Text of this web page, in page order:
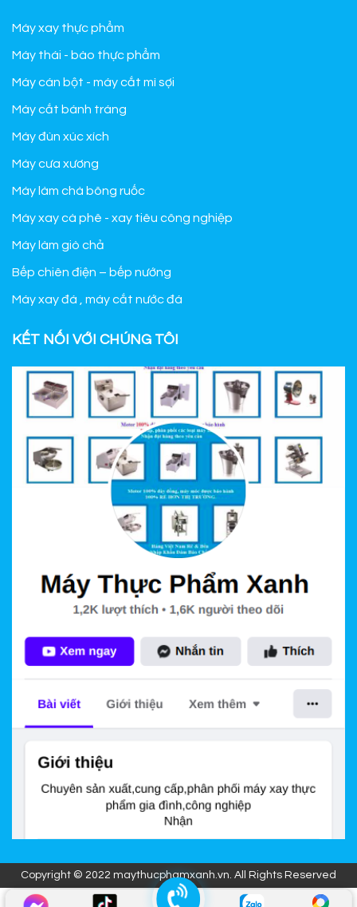
Máy xay thực phẩm
Máy thái - bào thực phẩm
Máy cán bột - máy cắt mì sợi
Máy cắt bánh tráng
Máy đùn xúc xích
Máy cưa xương
Máy làm chà bông ruốc
Máy xay cà phê - xay tiêu công nghiệp
Máy làm giò chả
Bếp chiên điện – bếp nướng
Máy xay đá , máy cắt nước đá
KẾT NỐI VỚI CHÚNG TÔI
Copyright © 2022 maythucphamxanh.vn. All Rights Reserved